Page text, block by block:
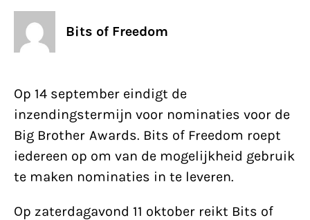
Bits of Freedom
Op 14 september eindigt de
inzendingstermijn voor nominaties voor de
Big Brother Awards. Bits of Freedom roept
iedereen op om van de mogelijkheid gebruik
te maken nominaties in te leveren.
Op zaterdagavond 11 oktober reikt Bits of